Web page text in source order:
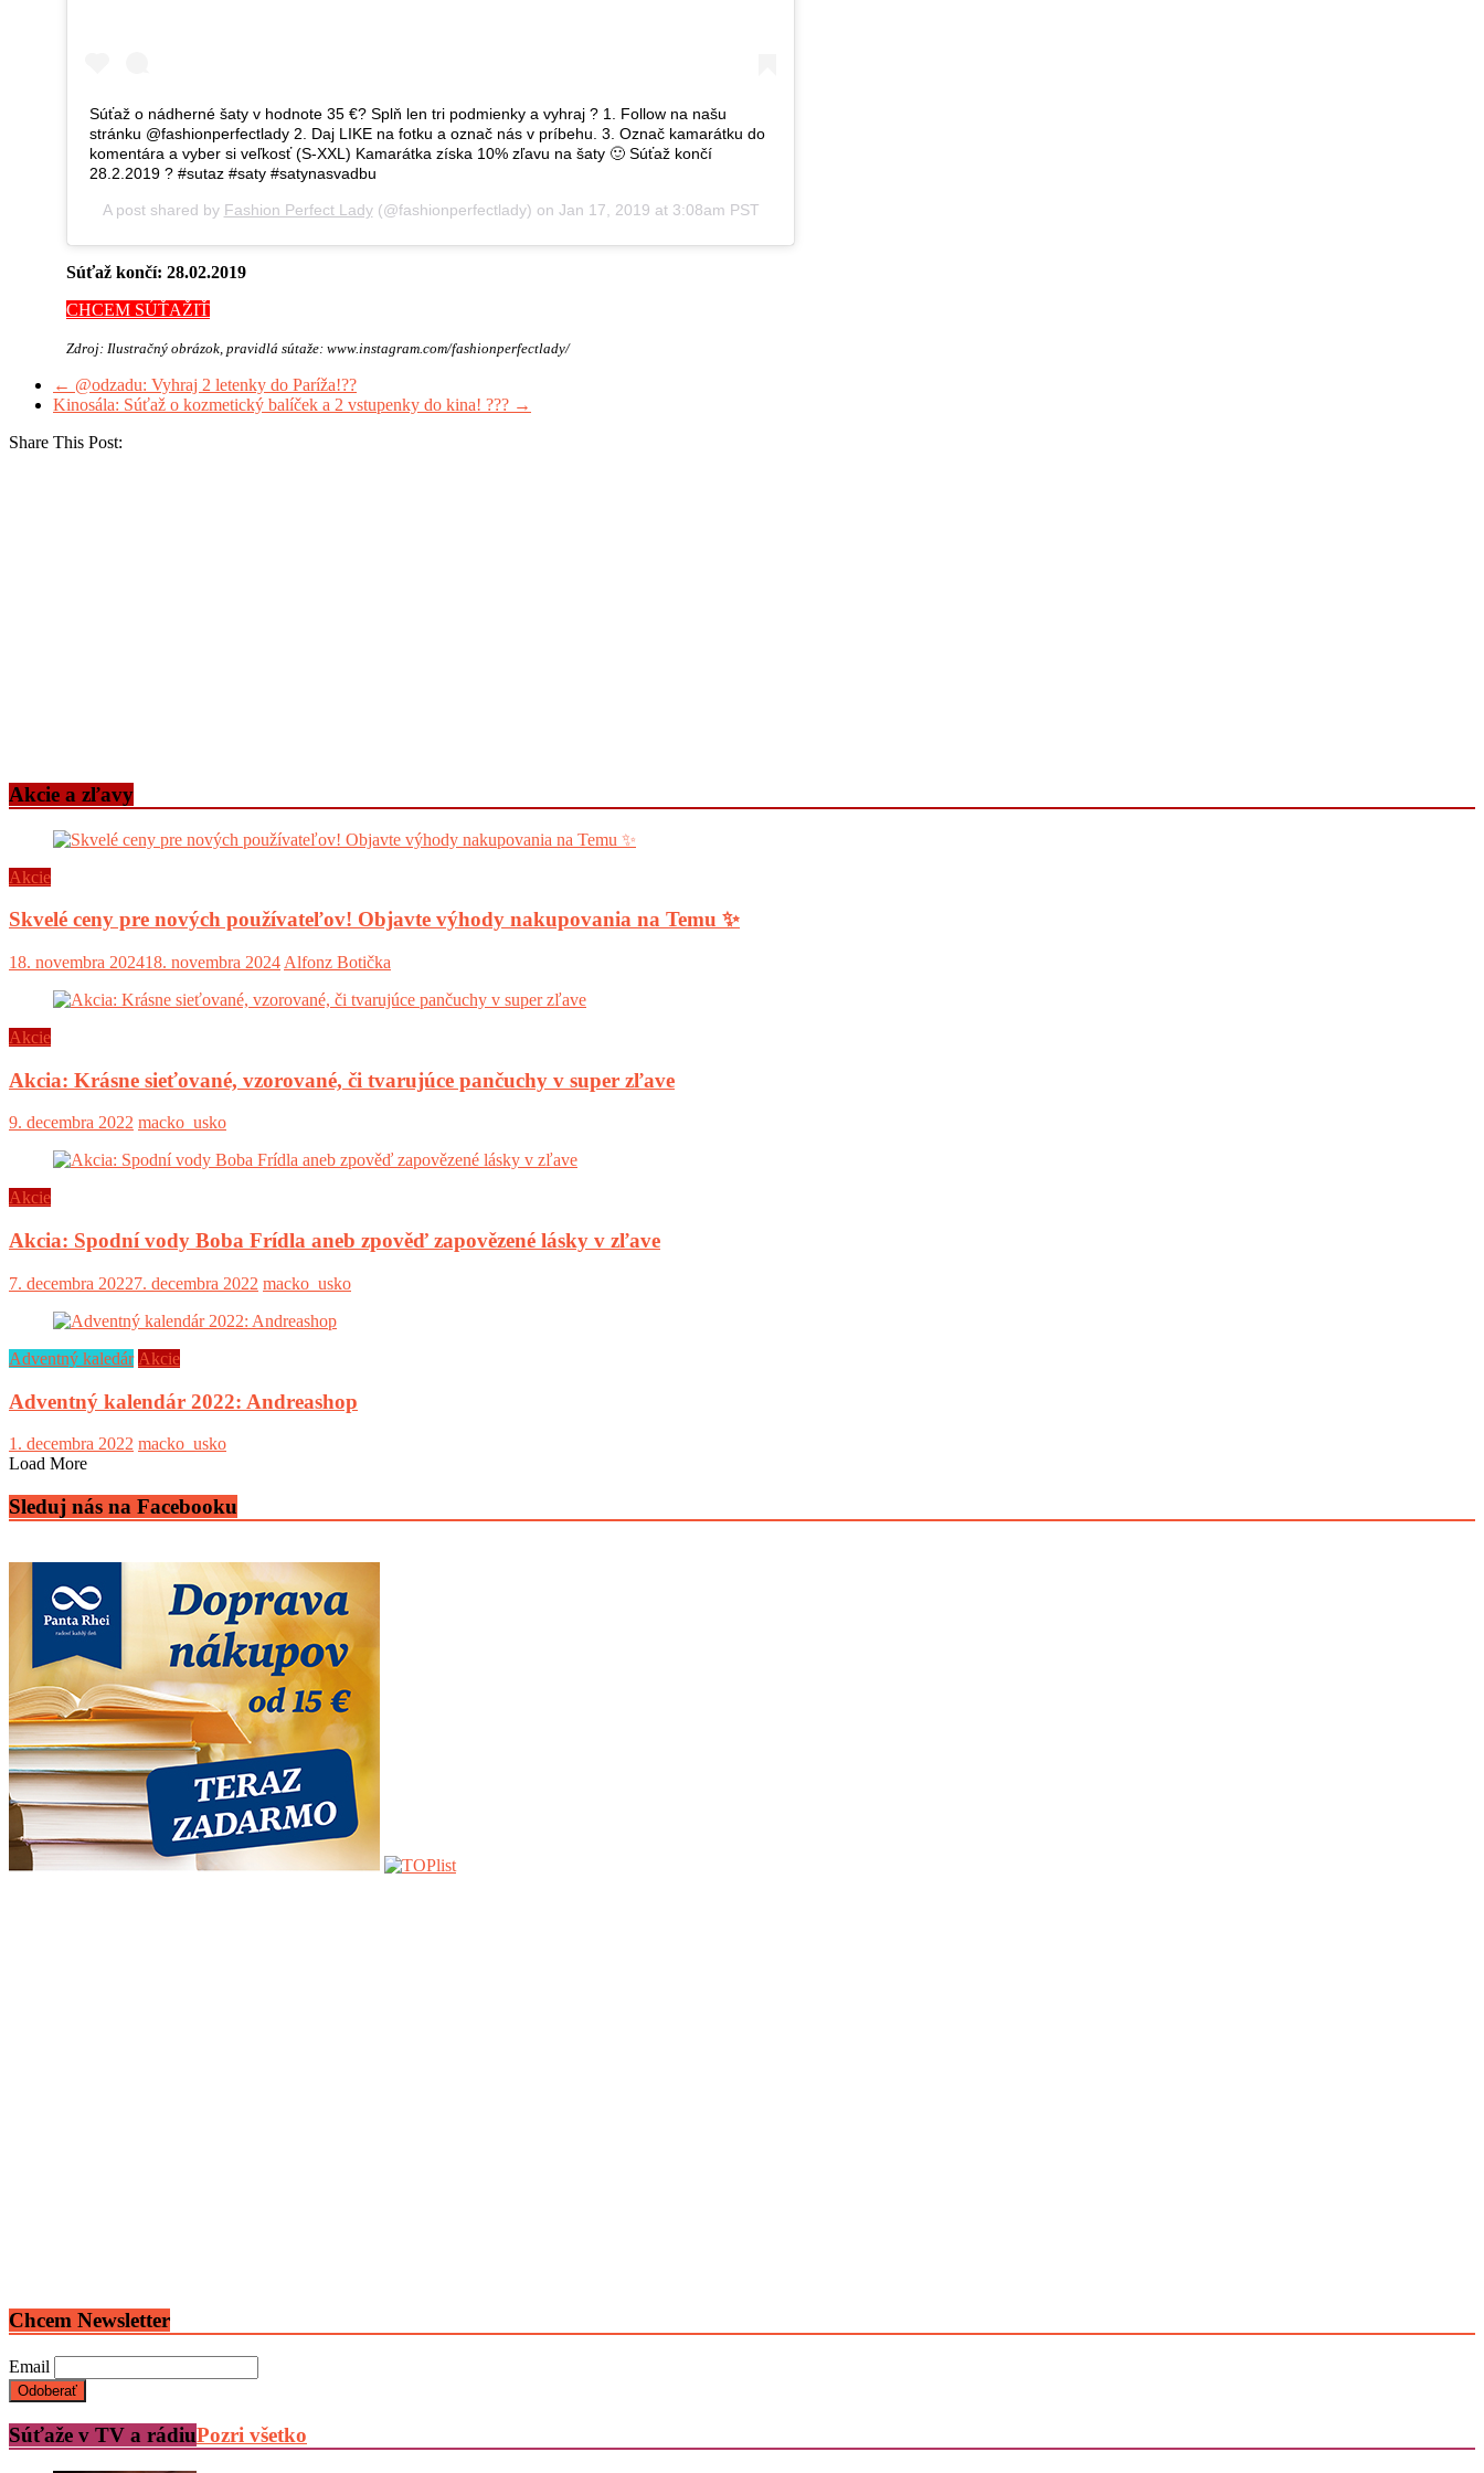
Súťaž o nádherné šaty v hodnote 35 €? Splň len tri podmienky a vyhraj ? 1. Follow na našu
stránku @fashionperfectlady 2. Daj LIKE na fotku a označ nás v príbehu. 3. Označ kamarátku do
komentára a vyber si veľkosť (S-XXL) Kamarátka získa 10% zľavu na šaty 🙂 Súťaž končí
28.2.2019 ? #sutaz #saty #satynasvadbu
A post shared by Fashion Perfect Lady(@fashionperfectlady) on Jan 17, 2019 at 3:08am PST
Súťaž končí: 28.02.2019
CHCEM SÚŤAŽIŤ
Zdroj: Ilustračný obrázok, pravidlá sútaže: www.instagram.com/fashionperfectlady/
← @odzadu: Vyhraj 2 letenky do Paríža!??
Kinosála: Súťaž o kozmetický balíček a 2 vstupenky do kina! ??? →
Share This Post:
Akcie a zľavy
Akcie
Skvelé ceny pre nových používateľov! Objavte výhody nakupovania na Temu ✨
18. novembra 202418. novembra 2024 Alfonz Botička
Akcie
Akcia: Krásne sieťované, vzorované, či tvarujúce pančuchy v super zľave
9. decembra 2022 macko_usko
Akcie
Akcia: Spodní vody Boba Frídla aneb zpověď zapovězené lásky v zľave
7. decembra 20227. decembra 2022 macko_usko
Adventný kaledár Akcie
Adventný kalendár 2022: Andreashop
1. decembra 2022 macko_usko
Load More
Sleduj nás na Facebooku
Chcem Newsletter
Email
Súťaže v TV a rádiuPozri všetko